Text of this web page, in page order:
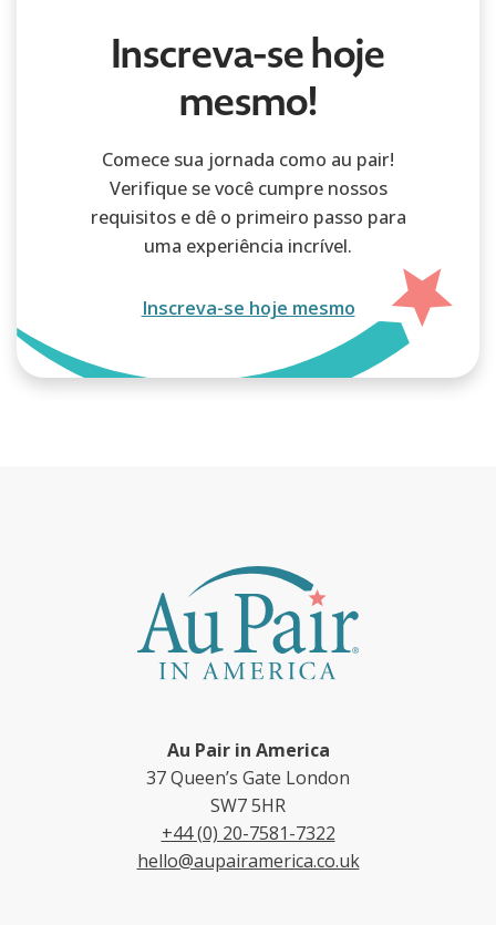
Inscreva-se hoje
mesmo!
Comece sua jornada como au pair!
Verifique se você cumpre nossos
requisitos e dê o primeiro passo para
uma experiência incrível.
Inscreva-se hoje mesmo
Au Pair in America
37 Queen’s Gate London
SW7 5HR
+44 (0) 20-7581-7322
hello@aupairamerica.co.uk